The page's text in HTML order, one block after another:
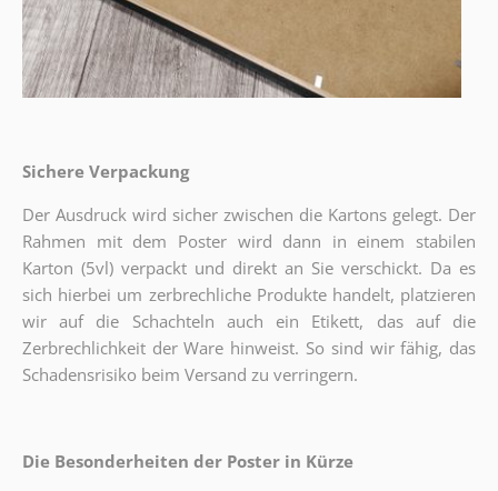
Sichere Verpackung
Der Ausdruck wird sicher zwischen die Kartons gelegt. Der
Rahmen mit dem Poster wird dann in einem stabilen
Karton (5vl) verpackt und direkt an Sie verschickt. Da es
sich hierbei um zerbrechliche Produkte handelt, platzieren
wir auf die Schachteln auch ein Etikett, das auf die
Zerbrechlichkeit der Ware hinweist. So sind wir fähig, das
Schadensrisiko beim Versand zu verringern.
Die Besonderheiten der Poster in Kürze